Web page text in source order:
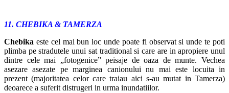
11. CHEBIKA & TAMERZA
Chebika este cel mai bun loc unde poate fi observat si unde te poti
plimba pe stradutele unui sat traditional si care are in apropiere unul
dintre cele mai „fotogenice” peisaje de oaza de munte. Vechea
asezare asezate pe marginea canionului nu mai este locuita in
prezent (majoritatea celor care traiau aici s-au mutat in Tamerza)
deoarece a suferit distrugeri in urma inundatiilor.